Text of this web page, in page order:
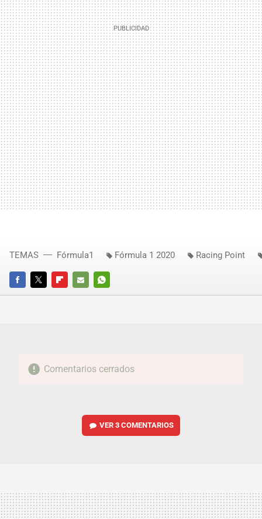
FACEBOOKTWITTERFLIPBOARD
E-
WHATSAPP
TEMAS Fórmula1 Fórmula 1 2020 Racing Point
Comentarios cerrados
VER3 COMENTARIOS